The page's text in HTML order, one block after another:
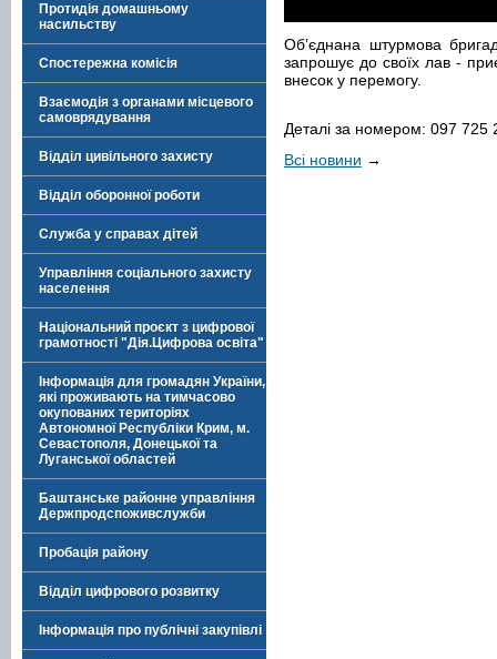
Протидія домашньому
насильству
Спостережна комісія
Взаємодія з органами місцевого
самоврядування
Відділ цивільного захисту
Відділ оборонної роботи
Служба у справах дітей
Управління соціального захисту
населення
Національний проєкт з цифрової
грамотності "Дія.Цифрова освіта"
Інформація для громадян України,
які проживають на тимчасово
окупованих територіях
Автономної Республіки Крим, м.
Севастополя, Донецької та
Луганської областей
Баштанське районне управління
Держпродспоживслужби
Пробація району
Відділ цифрового розвитку
Інформація про публічні закупівлі
Обʼєднана штурмова
запрошує до своїх лав -
внесок у перемогу.
Деталі за номером: 097
Всі новини →